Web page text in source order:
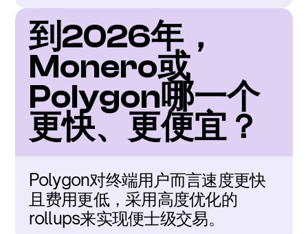
到2026年，
Monero或
Polygon哪一个
更快、更便宜？
Polygon对终端用户而言速度更快
且费用更低，采用高度优化的
rollups来实现便士级交易。